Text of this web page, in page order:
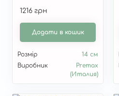
84038
1216 грн
Додати в кошик
Розмір
14 см
Виробник
Premax
(Италия)